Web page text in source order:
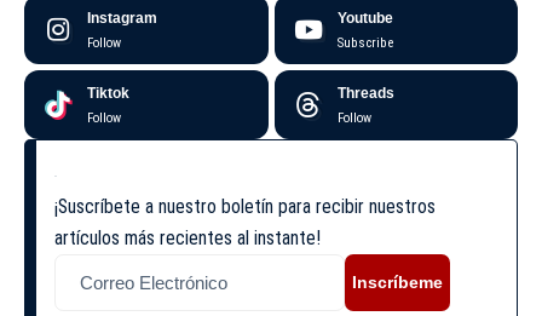
Instagram
Follow
Youtube
Subscribe
Tiktok
Follow
Threads
Follow
¡Suscríbete a nuestro boletín para recibir nuestros
artículos más recientes al instante!
Inscríbeme